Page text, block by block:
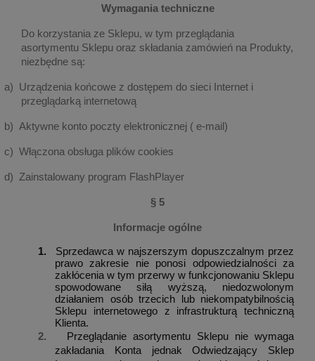
Wymagania techniczne
Do korzystania ze Sklepu, w tym przeglądania
asortymentu Sklepu oraz składania zamówień na Produkty,
niezbędne są:
a) Urządzenia końcowe z dostępem do sieci Internet i
przeglądarką internetową
b) Aktywne konto poczty elektronicznej ( e-mail)
c) Włączona obsługa plików cookies
d) Zainstalowany program FlashPlayer
§ 5
Informacje ogólne
1.
Sprzedawca w najszerszym dopuszczalnym przez
prawo zakresie nie ponosi odpowiedzialności za
zakłócenia w tym przerwy w funkcjonowaniu Sklepu
spowodowane siłą wyższą, niedozwolonym
działaniem osób trzecich lub niekompatybilnością
Sklepu internetowego z infrastrukturą techniczną
Klienta.
2.
Przeglądanie asortymentu Sklepu nie wymaga
zakładania Konta jednak Odwiedzający Sklep